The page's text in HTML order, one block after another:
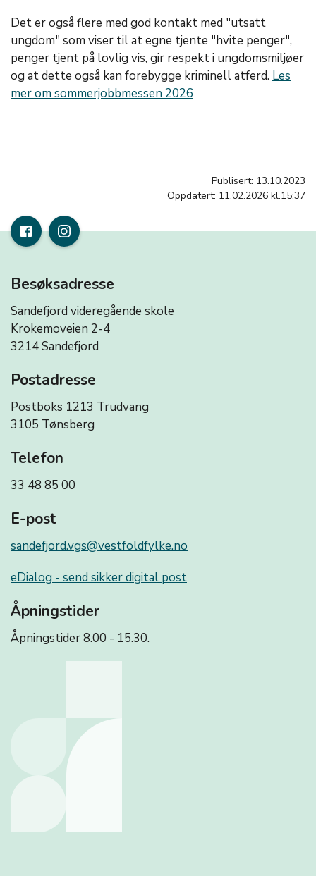
Det er også flere med god kontakt med "utsatt
ungdom" som viser til at egne tjente "hvite penger",
penger tjent på lovlig vis, gir respekt i ungdomsmiljøer
og at dette også kan forebygge kriminell atferd. Les
mer om sommerjobbmessen 2026
Publisert: 13.10.2023
Oppdatert: 11.02.2026 kl.15:37
Besøksadresse
Sandefjord videregående skole
Krokemoveien 2-4
3214 Sandefjord
Postadresse
Postboks 1213 Trudvang
3105 Tønsberg
Telefon
33 48 85 00
E-post
sandefjord.vgs@vestfoldfylke.no
eDialog - send sikker digital post
Åpningstider
Åpningstider 8.00 - 15.30.